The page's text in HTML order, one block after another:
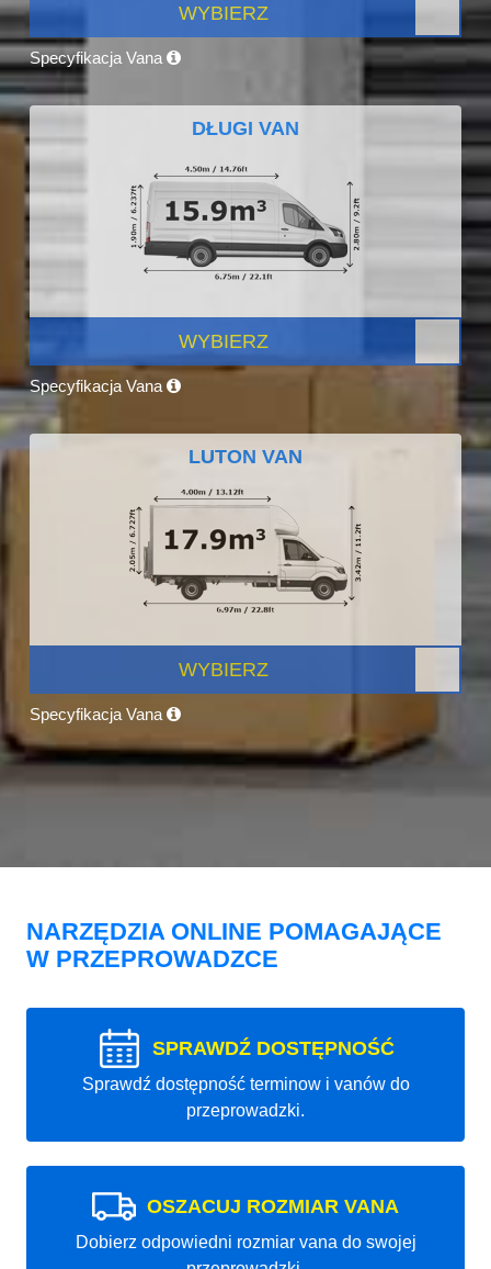
WYBIERZ
Specyfikacja Vana
DŁUGI VAN
WYBIERZ
Specyfikacja Vana
LUTON VAN
WYBIERZ
Specyfikacja Vana
NARZĘDZIA ONLINE POMAGAJĄCE
W PRZEPROWADZCE
SPRAWDŹ DOSTĘPNOŚĆ
Sprawdź dostępność terminow i vanów do
przeprowadzki.
OSZACUJ ROZMIAR VANA
Dobierz odpowiedni rozmiar vana do swojej